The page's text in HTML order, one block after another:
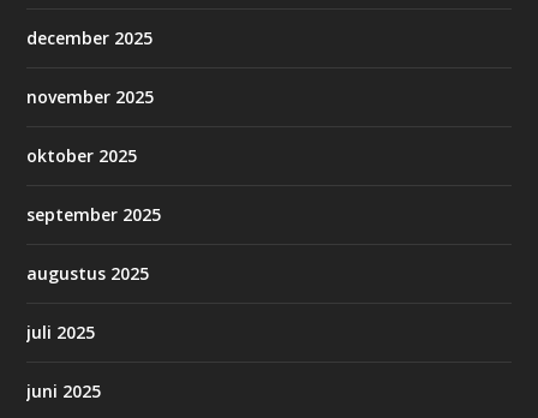
december 2025
november 2025
oktober 2025
september 2025
augustus 2025
juli 2025
juni 2025